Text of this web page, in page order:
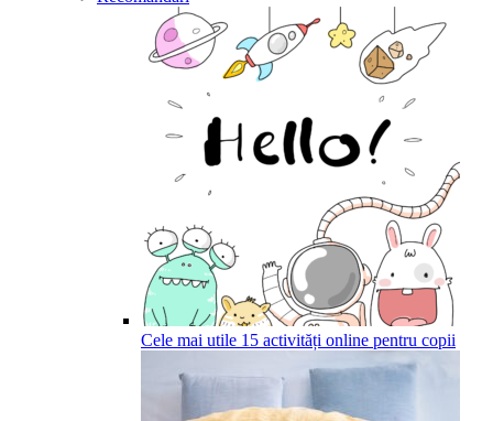
Cele mai utile 15 activități online pentru copii